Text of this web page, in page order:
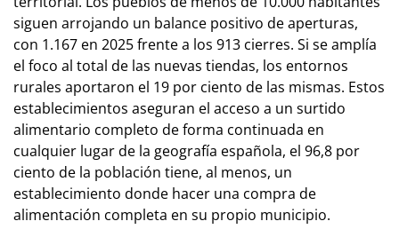
siguen arrojando un balance positivo de aperturas,
con 1.167 en 2025 frente a los 913 cierres. Si se amplía
el foco al total de las nuevas tiendas, los entornos
rurales aportaron el 19 por ciento de las mismas. Estos
establecimientos aseguran el acceso a un surtido
alimentario completo de forma continuada en
cualquier lugar de la geografía española, el 96,8 por
ciento de la población tiene, al menos, un
establecimiento donde hacer una compra de
alimentación completa en su propio municipio.